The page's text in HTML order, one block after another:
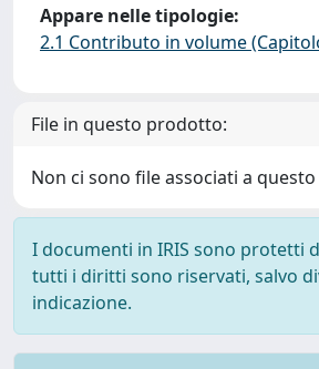
Appare nelle tipologie:
2.1 Contributo in volume
File in questo prodotto:
Non ci sono file associati a
I documenti in IRIS sono protetti
tutti i diritti sono riservati, salvo
indicazione.